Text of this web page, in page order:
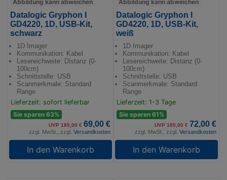
Abbildung kann abweichen
Datalogic Gryphon I
GD4220, 1D, USB-Kit,
schwarz
1D Imager
Kommunikation: Kabel
Lesereichweite: Distanz (0-
100cm)
Schnittstelle: USB
Scanmerkmale: Standard
Range
Lieferzeit: sofort lieferbar
Sie sparen 63%
UVP 185,00 € 69,00 €
zzgl. MwSt., zzgl. Versandkosten
In den Warenkorb
Abbildung kann abweichen
Datalogic Gryphon I
GD4220, 1D, USB-Kit,
weiß
1D Imager
Kommunikation: Kabel
Lesereichweite: Distanz (0-
100cm)
Schnittstelle: USB
Scanmerkmale: Standard
Range
Lieferzeit: 1-3 Tage
Sie sparen 61%
UVP 185,00 € 72,00 €
zzgl. MwSt., zzgl. Versandkosten
In den Warenkorb